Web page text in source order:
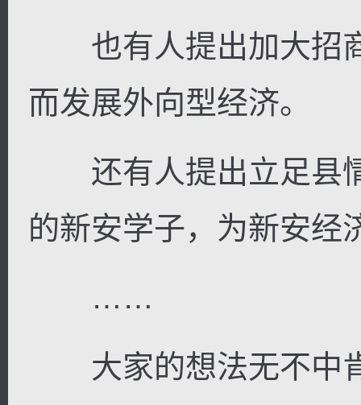
也有人提出加大招
而发展外向型经济。
还有人提出立足县
的新安学子，为新安经
……
大家的想法无不中